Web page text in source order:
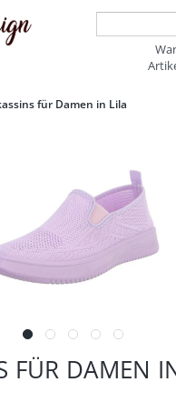
Zum Hauptinhalt
für Damen in Lila
FÜR DAMEN